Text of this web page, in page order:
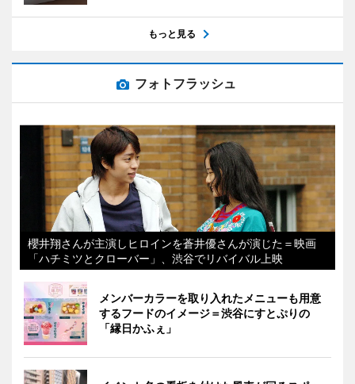
もっと見る
フォトフラッシュ
櫻井翔さんが主演しヒロインを蒼井優さんが演じた＝映画
「ハチミツとクローバー」、渋谷でリバイバル上映
メンバーカラーを取り入れたメニューも用意
するフードのイメージ＝渋谷にすとぷりの
「縁日かふぇ」